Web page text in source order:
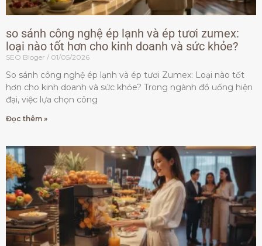
so sánh công nghệ ép lạnh và ép tươi zumex:
loại nào tốt hơn cho kinh doanh và sức khỏe?
SEO Bloger 01/05/2026
So sánh công nghệ ép lạnh và ép tươi Zumex: Loại nào tốt
hơn cho kinh doanh và sức khỏe? Trong ngành đồ uống hiện
đại, việc lựa chọn công
Đọc thêm »